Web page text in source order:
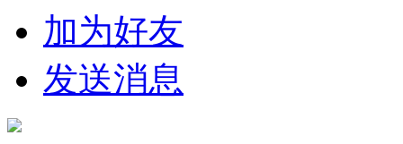
加为好友
发送消息